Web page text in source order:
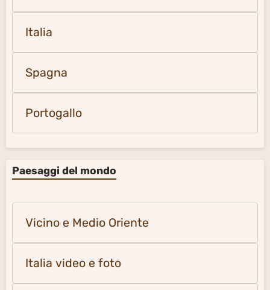
Italia
Spagna
Portogallo
Paesaggi del mondo
Vicino e Medio Oriente
Italia video e foto